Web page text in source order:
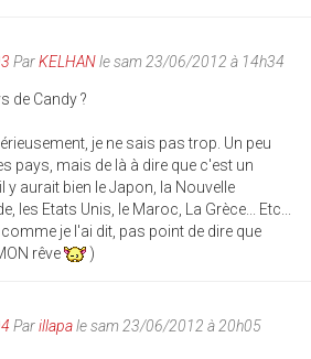
ParKELHANle sam 23/06/2012 à 14h34
de Candy ?
je ne sais pas trop. Un peu
pays, mais de là à dire que c'est un
y aurait bien le Japon, la Nouvelle
les Etats Unis, le Maroc, La Grèce... Etc...
je l'ai dit, pas point de dire que
rêve
)
Parillapale sam 23/06/2012 à 20h05